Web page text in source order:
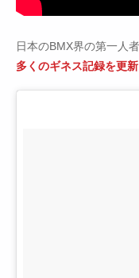
日本のBMX界の第一人
多くのギネス記録を更新